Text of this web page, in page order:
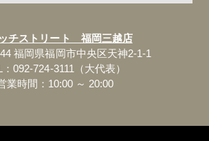
チストリート 福岡三越店
福岡県福岡市中央区天神2-1-1
092-724-3111（大代表）
業時間：10:00 ～ 20:00